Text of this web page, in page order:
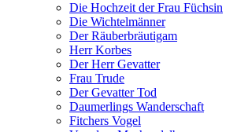
Die Hochzeit der Frau Füchsin
Die Wichtelmänner
Der Räuberbräutigam
Herr Korbes
Der Herr Gevatter
Frau Trude
Der Gevatter Tod
Daumerlings Wanderschaft
Fitchers Vogel